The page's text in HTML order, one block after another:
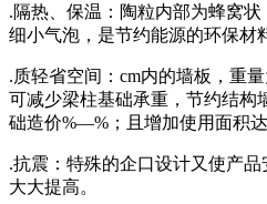
.隔热、保温：陶粒内部为蜂窝
细小气泡，是节约能源的环保材
.质轻省空间：cm内的墙板，重量
可减少梁柱基础承重，节约结构
础造价%—%；且增加使用面积
.抗震：特殊的企口设计又使产
大大提高。